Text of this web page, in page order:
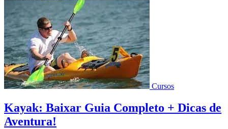
Cursos
Kayak: Baixar Guia Completo + Dicas de
Aventura!